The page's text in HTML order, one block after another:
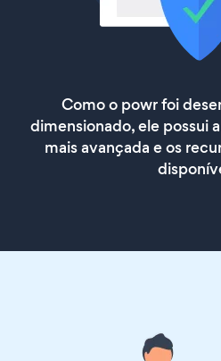
Como o powr foi
dimensionado, ele possui
mais avançada e os